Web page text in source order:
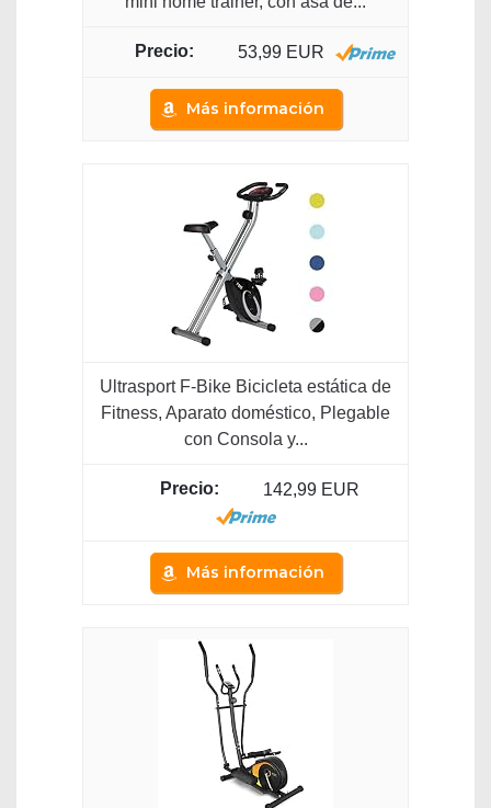
53,99 EUR
Más información
Ultrasport F-Bike Bicicleta estática de
Fitness, Aparato doméstico, Plegable
con Consola y...
142,99 EUR
Más información